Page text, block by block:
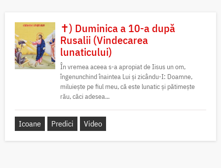
✝) Duminica a 10-a după
Rusalii (Vindecarea
lunaticului)
În vremea aceea s-a apropiat de Iisus un om,
îngenunchind înaintea Lui și zicându-I: Doamne,
miluiește pe fiul meu, că este lunatic și pătimește
rău, căci adesea...
Icoane Predici Video